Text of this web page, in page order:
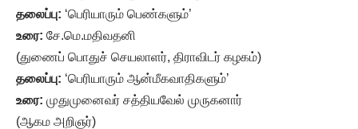
தலைப்பு: ‘பெரியாரும் பெண்களும்’
உரை: சே.மெ.மதிவதனி
(துணைப் பொதுச் செயலாளர், திராவிடர் கழகம்)
தலைப்பு: ‘பெரியாரும் ஆன்மீகவாதிகளும்’
உரை: முதுமுனைவர் சத்தியவேல் முருகனார்
(ஆகம அறிஞர்)